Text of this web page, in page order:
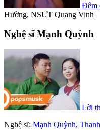
Đêm
Hường, NSƯT Quang Vinh
Nghệ sĩ Mạnh Quỳnh
Lời
Nghệ sĩ: Mạnh Quỳnh,